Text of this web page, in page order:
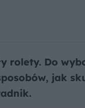
rolety. Do
jak